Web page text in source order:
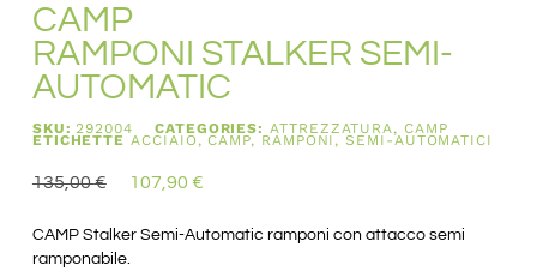
CAMP
RAMPONI STALKER SEMI-
AUTOMATIC
SKU: 292004 CATEGORIES: ATTREZZATURA, CAMP
ETICHETTE ACCIAIO ,CAMP, RAMPONI ,SEMI-AUTOMATICI
135,00€ 107,90 €
CAMP Stalker Semi-Automatic ramponi con attacco semi
ramponabile.